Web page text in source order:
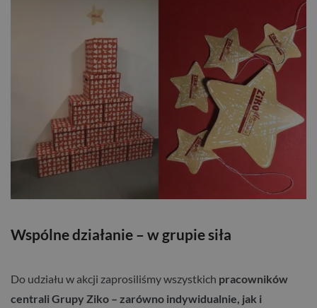
Wspólne działanie – w grupie siła
Do udziału w akcji zaprosiliśmy wszystkich pracowników
centrali Grupy Ziko – zarówno indywidualnie, jak i